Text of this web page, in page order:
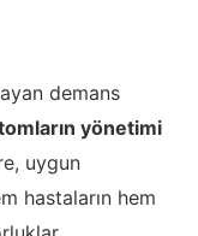
demans
yönetimi
uygun
hastaların hem